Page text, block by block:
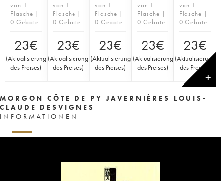
von 1
Flasche |
0 Gebote
23€
(Aktualisierung
des Preises)
von 1
Flasche |
0 Gebote
23€
(Aktualisierung
des Preises)
von 1
Flasche |
0 Gebote
23€
(Aktualisierung
des Preises)
von 1
Flasche |
0 Gebote
23€
(Aktualisierung
des Preises)
von 1
Flasche |
0 Gebote
23€
(Aktualisierung
des Preises
✕
MORGON CÔTE DE PY JAVERNIÈRES LOUIS-
CLAUDE DESVIGNES
INFORMATIONEN